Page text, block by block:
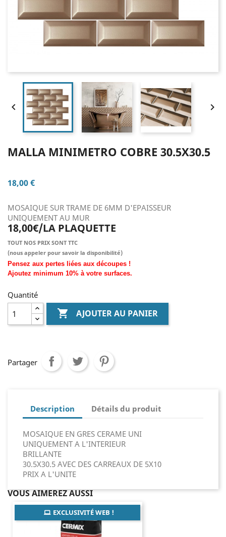
 
MALLA MINIMETRO COBRE 30.5X30.5
18,00 €
MOSAIQUE SUR TRAME DE 6MM D'EPAISSEUR
UNIQUEMENT AU MUR
18,00€/LA PLAQUETTE
TOUT NOS PRIX SONT TTC
(nous appeler pour savoir la disponibilité)
Pensez aux pertes liées aux découpes !
Ajoutez minimum 10% à votre surfaces.
Quantité
 AJOUTER AU PANIER
Partager
Description Détails du produit
MOSAIQUE EN GRES CERAME UNI
UNIQUEMENT A L'INTERIEUR
BRILLANTE
30.5X30.5 AVEC DES CARREAUX DE 5X10
PRIX A L'UNITE
VOUS AIMEREZ AUSSI
EXCLUSIVITÉ WEB !